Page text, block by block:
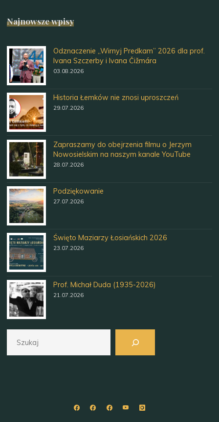
Najnowsze wpisy
Odznaczenie „Wirnyj Predkam” 2026 dla prof.
Ivana Szczerby i Ivana Čižmára
03.08.2026
Historia Łemków nie znosi uproszczeń
29.07.2026
Zapraszamy do obejrzenia filmu o Jerzym
Nowosielskim na naszym kanale YouTube
28.07.2026
Podziękowanie
27.07.2026
Święto Maziarzy Łosiańskich 2026
23.07.2026
Prof. Michał Duda (1935-2026)
21.07.2026